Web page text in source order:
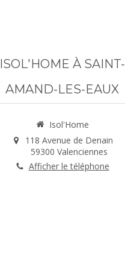
ISOL'HOME À SAINT-
AMAND-LES-EAUX
Isol'Home
118 Avenue de Denain
59300 Valenciennes
Afficher le téléphone